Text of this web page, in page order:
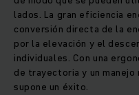
lados. La gran eficiencia
conversión directa de la
por la elevación y el
individuales. Con una
de trayectoria y un
supone un éxito.